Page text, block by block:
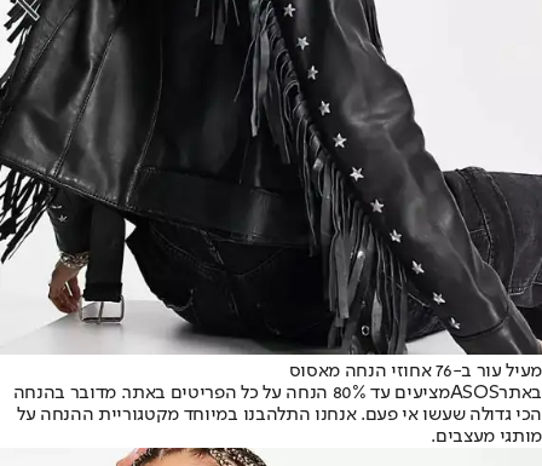
מעיל עור ב-76 אחוזי הנחה מאסוס
באתרASOS
מציעים עד 80% הנחה על כל הפריטים באתר. מדובר בהנחה
הכי גדולה שעשו אי פעם. אנחנו התלהבנו במיוחד מקטגוריית ההנחה על
מותגי מעצבים.